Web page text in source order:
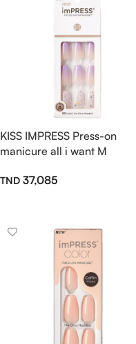
KISS IMPRESS Press-on
manicure all i want M
37,085